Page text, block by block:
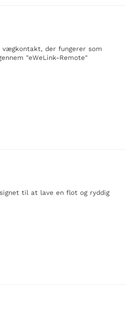
vægkontakt, der fungerer som
"eWeLink-Remote"
til at lave en flot og ryddig